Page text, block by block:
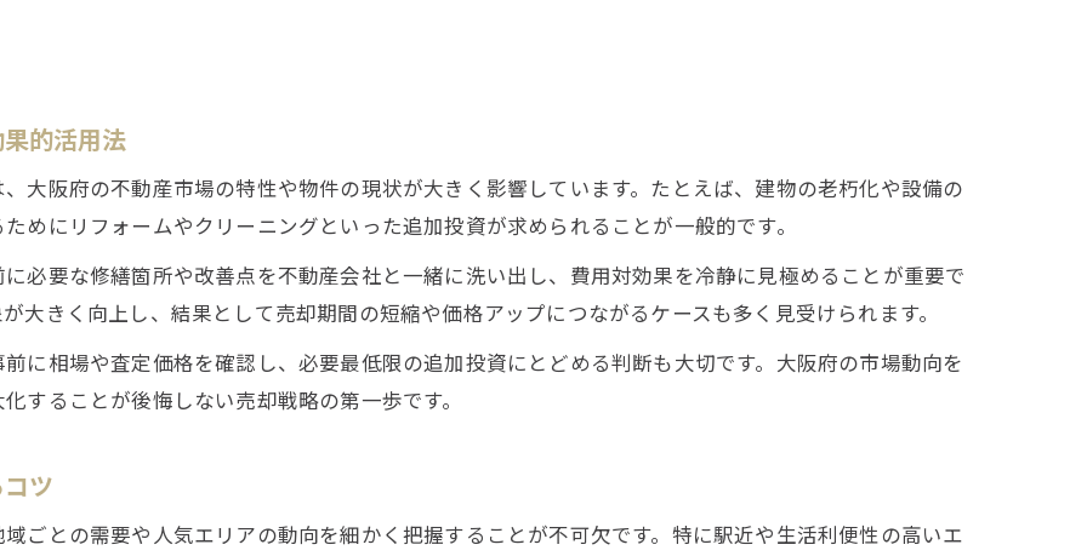
大阪府で後悔しない売却戦略の考え方
不動産売却で後悔しないための資産戦略とは
追加投資が大阪府の売却に与える影響を考察
不動産売却益を守るための戦略的アプローチ
売却益 税率や税金対策の基礎と注意点
不動産売却時に押さえたい市場の見極め方
不動産売却益を最大化するための視点
不動産売却時に見落としがちな利益最大化策
的活用法
大阪府の不動産市場の特性や物件の現状が大きく影響しています。たとえば、建物の老朽化や設備の
めにリフォームやクリーニングといった追加投資が求められることが一般的です。
必要な修繕箇所や改善点を不動産会社と一緒に洗い出し、費用対効果を冷静に見極めることが重要で
大きく向上し、結果として売却期間の短縮や価格アップにつながるケースも多く見受けられます。
に相場や査定価格を確認し、必要最低限の追加投資にとどめる判断も大切です。大阪府の市場動向を
することが後悔しない売却戦略の第一歩です。
ツ
ごとの需要や人気エリアの動向を細かく把握することが不可欠です。特に駅近や生活利便性の高いエ